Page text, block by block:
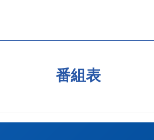
番組表